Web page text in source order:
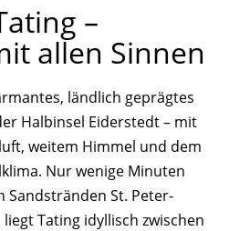
–
allen Sinnen
ländlich geprägtes
Halbinsel Eiderstedt – mit
weitem Himmel und dem
Nur wenige Minuten
Sandstränden St. Peter-
Tating idyllisch zwischen